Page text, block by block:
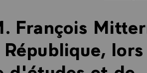
François